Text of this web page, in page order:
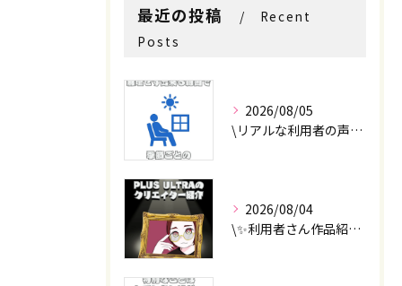
最近の投稿
Recent
Posts
2026/08/05
\リアルな利用者の声📣/
2026/08/04
\✨利用者さん作品紹介✨/